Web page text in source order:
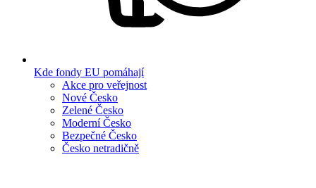
Kde fondy EU pomáhají
Akce pro veřejnost
Nové Česko
Zelené Česko
Moderní Česko
Bezpečné Česko
Česko netradičně